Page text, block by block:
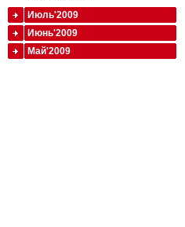
Июль'2009
Июнь'2009
Май'2009